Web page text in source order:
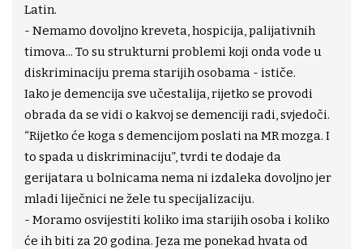
Latin.
- Nemamo dovoljno kreveta, hospicija, palijativnih
timova... To su strukturni problemi koji onda vode u
diskriminaciju prema starijih osobama - ističe.
Iako je demencija sve učestalija, rijetko se provodi
obrada da se vidi o kakvoj se demenciji radi, svjedoči.
“Rijetko će koga s demencijom poslati na MR mozga. I
to spada u diskriminaciju”, tvrdi te dodaje da
gerijatara u bolnicama nema ni izdaleka dovoljno jer
mladi liječnici ne žele tu specijalizaciju.
- Moramo osvijestiti koliko ima starijih osoba i koliko
će ih biti za 20 godina. Jeza me ponekad hvata od